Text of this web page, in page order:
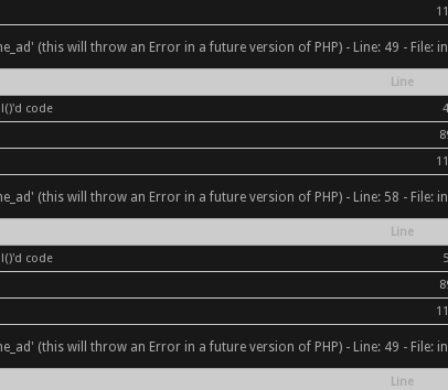
(this will throw an Error in a future version of PHP) - Line: 49 - File:
Line
code
(this will throw an Error in a future version of PHP) - Line: 58 - File:
Line
code
(this will throw an Error in a future version of PHP) - Line: 49 - File:
Line